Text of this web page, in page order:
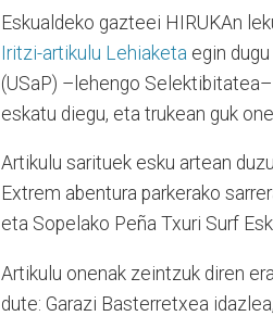
Eskualdeko gazteei HIRUKAn
Iritzi-artikulu Lehiaketa egin
(USaP) –lehengo
eskatu diegu, eta trukean guk
Artikulu sarituek esku artean
Extrem abentura parkerako
eta Sopelako Peña Txuri Surf
Artikulu onenak zeintzuk diren
dute: Garazi Basterretxea